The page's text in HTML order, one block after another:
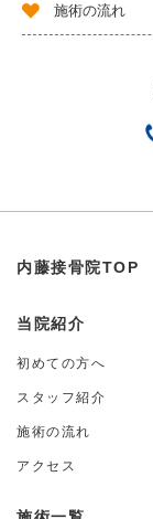
施術の流れ
内藤接骨院TOP
当院紹介
初めての方へ
スタッフ紹介
施術の流れ
アクセス